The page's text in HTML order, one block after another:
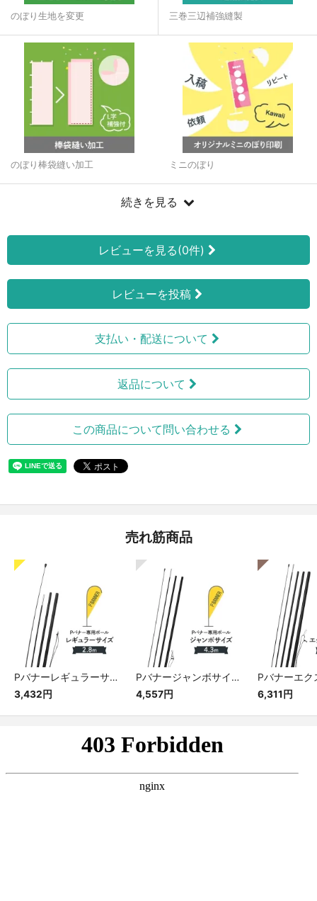
のぼり生地を変更 三巻三辺補強縫製
のぼり棒袋縫い加工 ミニのぼり
続きを見る
レビューを見る(0件)
レビューを投稿
支払い・配送について
返品について
この商品について問い合わせる
売れ筋商品
Pバナーレギュラーサイズ専用ポール
3,432円
Pバナージャンボサイズ専用ポール
4,557円
6,311円